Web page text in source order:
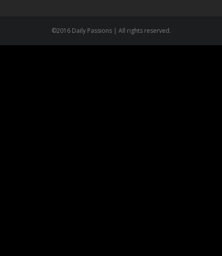
©2016 Daily Passions | All rights reserved.